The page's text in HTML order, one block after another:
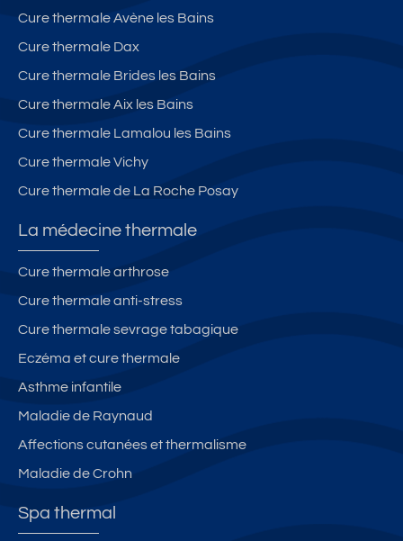
Cure thermale Avène les Bains
Cure thermale Dax
Cure thermale Brides les Bains
Cure thermale Aix les Bains
Cure thermale Lamalou les Bains
Cure thermale Vichy
Cure thermale de La Roche Posay
La médecine thermale
Cure thermale arthrose
Cure thermale anti-stress
Cure thermale sevrage tabagique
Eczéma et cure thermale
Asthme infantile
Maladie de Raynaud
Affections cutanées et thermalisme
Maladie de Crohn
Spa thermal